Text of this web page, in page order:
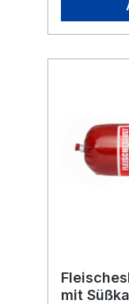
Sie sind
lassen sich
andere
Analytische
mit